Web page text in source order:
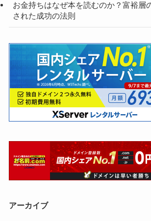
お金持ちはなぜ本を読むのか？富裕層
された成功の法則
アーカイブ